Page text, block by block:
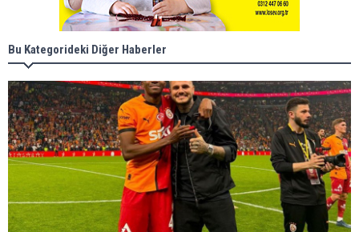
Bu Kategorideki Diğer Haberler